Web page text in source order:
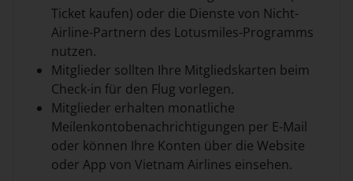
Ticket kaufen) oder die Dienste von Nicht-
Airline-Partnern des Lotusmiles-Programms
nutzen.
Mitglieder sollten Ihre Mitgliedskarten beim
Check-in für den Flug vorlegen.
Mitglieder erhalten monatliche
Meilenkontobenachrichtigungen per E-Mail
oder können Ihre Konten über die Website
oder App von Vietnam Airlines einsehen.